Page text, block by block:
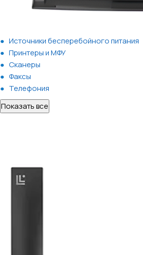
Источники бесперебойного питания
Принтеры и МФУ
Сканеры
Факсы
Телефония
Показать все